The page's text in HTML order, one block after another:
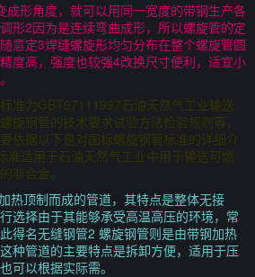
成形角度，就可以用同一宽度的带钢生产各
形2因为是连续弯曲成形，所以螺旋管的定
意定3焊缝螺旋形均匀分布在整个螺旋管圆
度高，强度也较强4改换尺寸便利，适宜小
准为GBT97111997石油天然气工业输送
旋钢管的技术要求试验方法检验规则等，
依据以下是对国标螺旋钢管标准的详细介
准适用于石油天然气工业中用于输送可燃
非合金。
热顶制而成的管道，其特点是整体无接
选择由于其能够承受高温高压的环境，常
得名无缝钢管2 螺旋钢管则是由带钢加热
种管道的主要特点是拆卸方便，适用于压
可以根据实际需。